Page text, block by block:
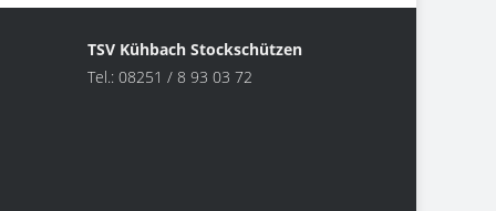
TSV Kühbach Stockschützen
Tel.: 08251 / 8 93 03 72